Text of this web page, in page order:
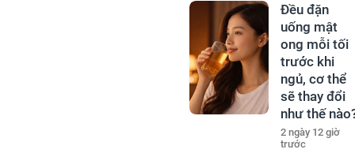
Đều đặn
uống mật
ong mỗi tối
trước khi
ngủ, cơ thể
sẽ thay đổi
như thế
2 ngày 12 giờ
trước